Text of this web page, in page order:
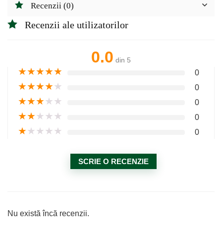
Recenzii (0)
Recenzii ale utilizatorilor
0.0 din 5
★★★★★ 0
★★★★★ 0
★★★★★ 0
★★★★★ 0
★★★★★ 0
SCRIE O RECENZIE
Nu există încă recenzii.